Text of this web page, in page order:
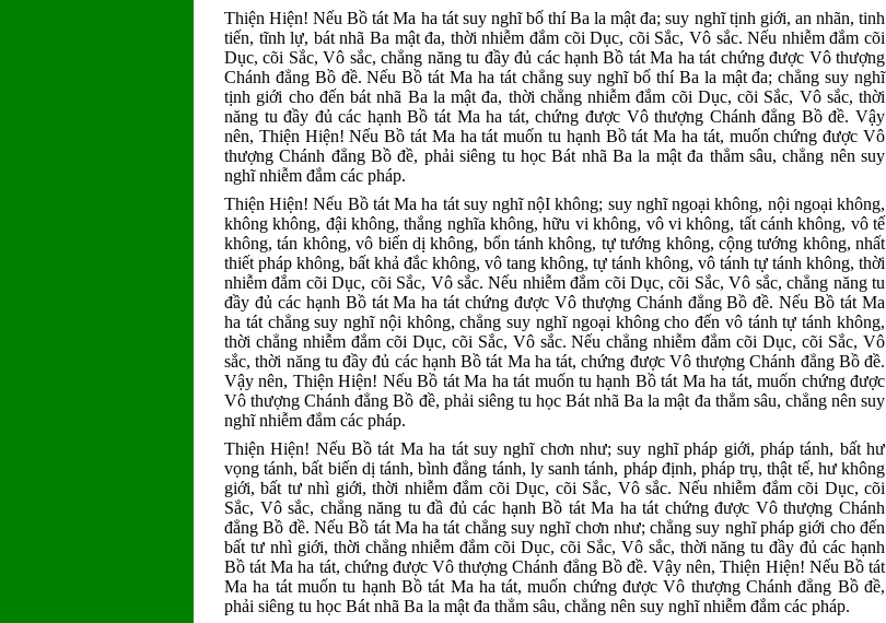
Thiện Hiện! Nếu Bồ tát Ma ha tát suy nghĩ bố thí Ba la mật đa; suy nghĩ tịnh giới, an nhãn, tinh
tiến, tĩnh lự, bát nhã Ba mật đa, thời nhiễm đắm cõi Dục, cõi Sắc, Vô sắc. Nếu nhiễm đắm cõi
Dục, cõi Sắc, Vô sắc, chẳng năng tu đầy đủ các hạnh Bồ tát Ma ha tát chứng được Vô thượng
Chánh đẳng Bồ đề. Nếu Bồ tát Ma ha tát chẳng suy nghĩ bố thí Ba la mật đa; chẳng suy nghĩ
tịnh giới cho đến bát nhã Ba la mật đa, thời chẳng nhiễm đắm cõi Dục, cõi Sắc, Vô sắc, thời
năng tu đầy đủ các hạnh Bồ tát Ma ha tát, chứng được Vô thượng Chánh đẳng Bồ đề. Vậy
nên, Thiện Hiện! Nếu Bồ tát Ma ha tát muốn tu hạnh Bồ tát Ma ha tát, muốn chứng được Vô
thượng Chánh đẳng Bồ đề, phải siêng tu học Bát nhã Ba la mật đa thẳm sâu, chẳng nên suy
nghĩ nhiễm đắm các pháp.
Thiện Hiện! Nếu Bồ tát Ma ha tát suy nghĩ nộI không; suy nghĩ ngoại không, nội ngoại không,
không không, đậi không, thắng nghĩa không, hữu vi không, vô vi không, tất cánh không, vô tế
không, tán không, vô biến dị không, bổn tánh không, tự tướng không, cộng tướng không, nhất
thiết pháp không, bất khả đắc không, vô tang không, tự tánh không, vô tánh tự tánh không, thời
nhiễm đắm cõi Dục, cõi Sắc, Vô sắc. Nếu nhiễm đắm cõi Dục, cõi Sắc, Vô sắc, chẳng năng tu
đầy đủ các hạnh Bồ tát Ma ha tát chứng được Vô thượng Chánh đẳng Bồ đề. Nếu Bồ tát Ma
ha tát chẳng suy nghĩ nội không, chẳng suy nghĩ ngoại không cho đến vô tánh tự tánh không,
thời chẳng nhiễm đắm cõi Dục, cõi Sắc, Vô sắc. Nếu chẳng nhiễm đắm cõi Dục, cõi Sắc, Vô
sắc, thời năng tu đầy đủ các hạnh Bồ tát Ma ha tát, chứng được Vô thượng Chánh đẳng Bồ đề.
Vậy nên, Thiện Hiện! Nếu Bồ tát Ma ha tát muốn tu hạnh Bồ tát Ma ha tát, muốn chứng được
Vô thượng Chánh đẳng Bồ đề, phải siêng tu học Bát nhã Ba la mật đa thẳm sâu, chẳng nên suy
nghĩ nhiễm đắm các pháp.
Thiện Hiện! Nếu Bồ tát Ma ha tát suy nghĩ chơn như; suy nghĩ pháp giới, pháp tánh, bất hư
vọng tánh, bất biến dị tánh, bình đẳng tánh, ly sanh tánh, pháp định, pháp trụ, thật tế, hư không
giới, bất tư nhì giới, thời nhiễm đắm cõi Dục, cõi Sắc, Vô sắc. Nếu nhiễm đắm cõi Dục, cõi
Sắc, Vô sắc, chẳng năng tu đầ đủ các hạnh Bồ tát Ma ha tát chứng được Vô thượng Chánh
đẳng Bồ đề. Nếu Bồ tát Ma ha tát chẳng suy nghĩ chơn như; chẳng suy nghĩ pháp giới cho đến
bất tư nhì giới, thời chẳng nhiễm đắm cõi Dục, cõi Sắc, Vô sắc, thời năng tu đầy đủ các hạnh
Bồ tát Ma ha tát, chứng được Vô thượng Chánh đẳng Bồ đề. Vậy nên, Thiện Hiện! Nếu Bồ tát
Ma ha tát muốn tu hạnh Bồ tát Ma ha tát, muốn chứng được Vô thượng Chánh đẳng Bồ đề,
phải siêng tu học Bát nhã Ba la mật đa thẳm sâu, chẳng nên suy nghĩ nhiễm đắm các pháp.